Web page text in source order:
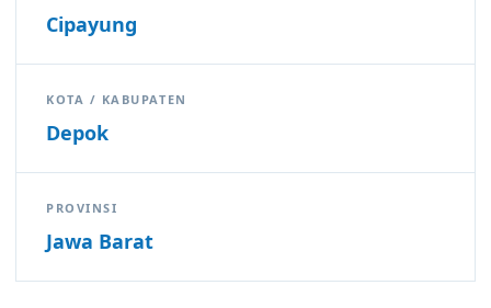
Cipayung
KOTA / KABUPATEN
Depok
PROVINSI
Jawa Barat